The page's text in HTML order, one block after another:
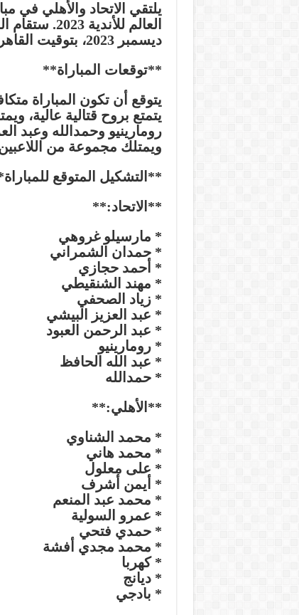
يلتقي الاتحاد والأهلي في
ديسمبر 2023، بتوقيت القاهرة 8:00 مساءً.
**توقعات المباراة**
يتوقع أن تكون المباراة
يتمتع بروح قتالية عالية،
رومارينيو وحمدالله وعبد
ويمتلك مجموعة من
**التشكيل المتوقع
**الاتحاد:**
* مارسيلو غروهي
* حمدان الشمراني
* أحمد حجازي
* مهند الشنقيطي
* زياد الصحفي
* عبد العزيز البيشي
* عبد الرحمن العبود
* رومارينيو
* عبد الله الحافظ
* حمدالله
**الأهلي:**
* محمد الشناوي
* محمد هاني
* على معلول
* أيمن أشرف
* محمد عبد المنعم
* عمرو السولية
* حمدي فتحي
* محمد مجدي أفشة
* كهربا
* ديانج
* بادجي